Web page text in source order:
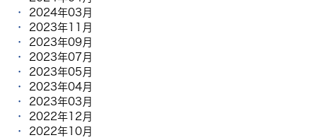
2024年03月
2023年11月
2023年09月
2023年07月
2023年05月
2023年04月
2023年03月
2022年12月
2022年10月